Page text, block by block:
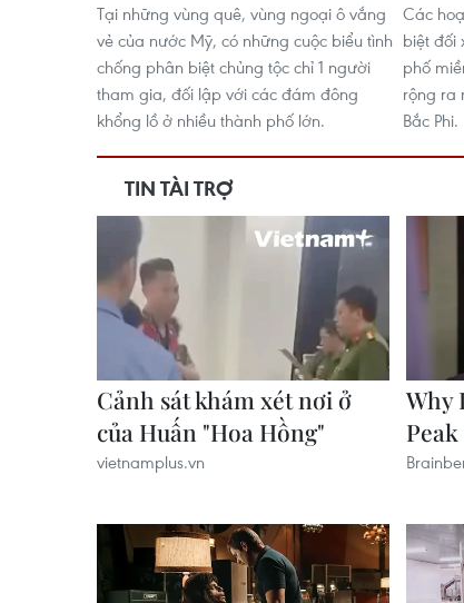
Tại những vùng quê, vùng ngoại ô vắng
vẻ của nước Mỹ, có những cuộc biểu tình
chống phân biệt chủng tộc chỉ 1 người
tham gia, đối lập với các đám đông
khổng lồ ở nhiều thành phố lớn.
Các
biệt đối
phố
rộng ra
Bắc Phi.